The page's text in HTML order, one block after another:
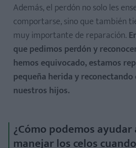
Además, el perdón no solo les
comportarse, sino que también
muy importante de reparación.
que pedimos perdón y
hemos equivocado, estamos
pequeña herida y
nuestros hijos.
¿Cómo podemos ayudar
manejar los celos